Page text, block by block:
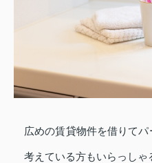
広めの賃貸物件を借りて
考えている方もいらっしゃ